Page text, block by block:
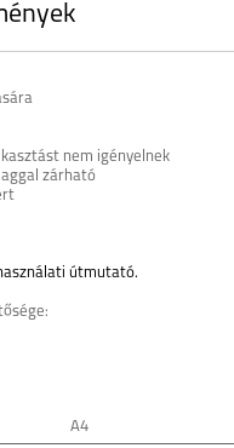
nem igényelnek
zárható
útmutató.
A4